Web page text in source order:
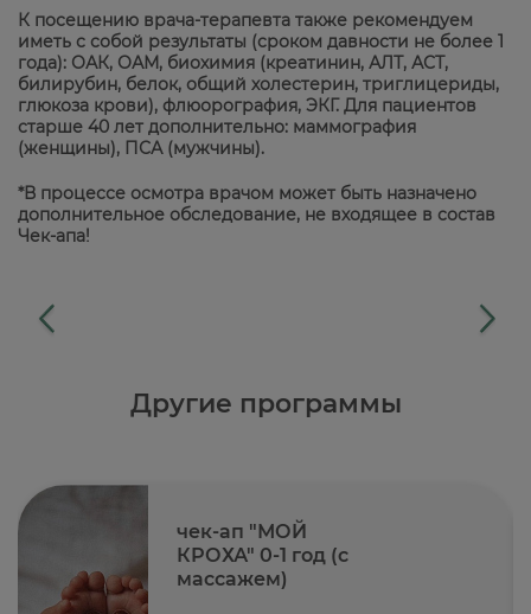
К посещению врача-терапевта также рекомендуем
иметь с собой результаты (сроком давности не более 1
года): ОАК, ОАМ, биохимия (креатинин, АЛТ, АСТ,
билирубин, белок, общий холестерин, триглицериды,
глюкоза крови), флюорография, ЭКГ. Для пациентов
старше 40 лет дополнительно: маммография
(женщины), ПСА (мужчины).
*В процессе осмотра врачом может быть назначено
дополнительное обследование, не входящее в состав
Чек-апа!
Другие программы
чек-ап "МОЙ
КРОХА" 0-1 год (с
массажем)